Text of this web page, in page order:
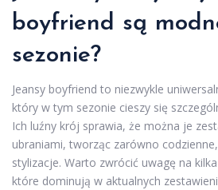
boyfriend są
sezonie?
Jeansy boyfriend to niezwykle
który w tym sezonie cieszy się
Ich luźny krój sprawia, że można je
ubraniami, tworząc zarówno
stylizacje. Warto zwrócić uwagę na
które dominują w aktualnych